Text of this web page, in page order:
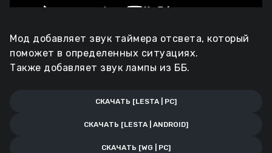
Мод добавляет звук таймера отсвета, который
поможет в определенных ситуациях.
Также добавляет звук лампы из ББ.
СКАЧАТЬ [LESTA | PC]
СКАЧАТЬ [LESTA | ANDROID]
СКАЧАТЬ [WG | PC]